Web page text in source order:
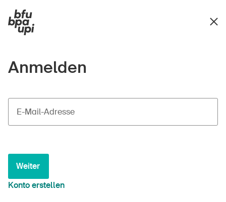
Anmelden
E-Mail-Adresse
Weiter
Konto erstellen